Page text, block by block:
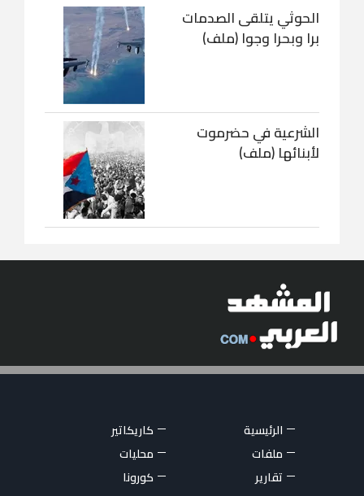
الحوثي يتلقى الصدمات
برا وبحرا وجوا (ملف)
الشرعية في حضرموت
لأبنائها (ملف)
الرئيسية
كاريكاتير
ملفات
محليات
تقارير
كورونا